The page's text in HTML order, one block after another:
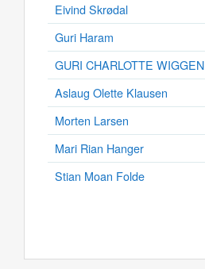
Eivind Skrødal
Guri Haram
GURI CHARLOTTE WIGGEN
Aslaug Olette Klausen
Morten Larsen
Mari Rian Hanger
Stian Moan Folde